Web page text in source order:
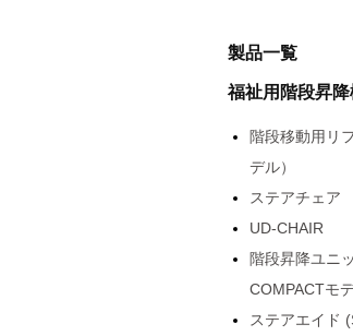
製品一覧
福祉用階段昇降
階段移動用リ
デル）
ステアチェア
UD-CHAIR
階段昇降ユニ
COMPACTモデ
ステアエイド